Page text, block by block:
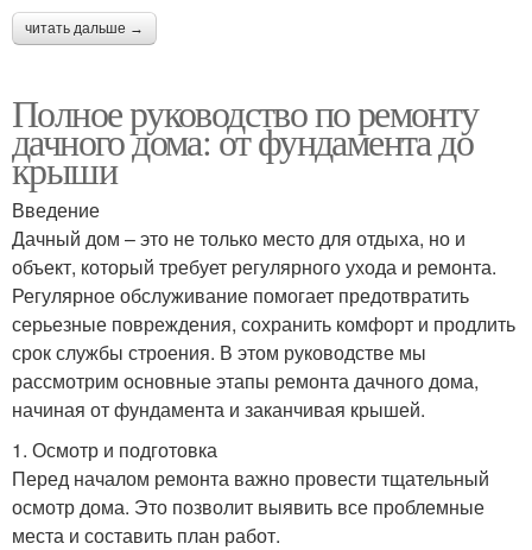
читать дальше →
Полное руководство по ремонту
дачного дома: от фундамента до
крыши
Введение
Дачный дом – это не только место для отдыха, но и
объект, который требует регулярного ухода и ремонта.
Регулярное обслуживание помогает предотвратить
серьезные повреждения, сохранить комфорт и продлить
срок службы строения. В этом руководстве мы
рассмотрим основные этапы ремонта дачного дома,
начиная от фундамента и заканчивая крышей.
1. Осмотр и подготовка
Перед началом ремонта важно провести тщательный
осмотр дома. Это позволит выявить все проблемные
места и составить план работ.